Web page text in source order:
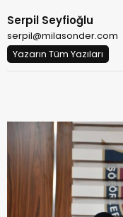
Serpil Seyfioğlu
serpil@milasonder.com
Yazarın Tüm Yazıları